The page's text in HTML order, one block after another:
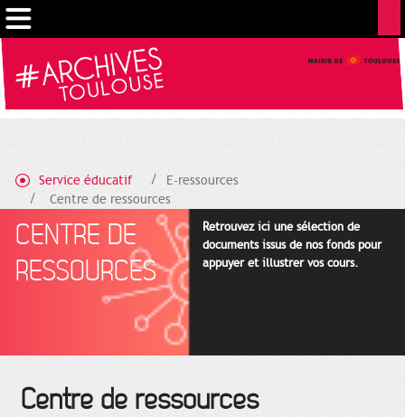
Service éducatif
E-ressources
Centre de ressources
CENTRE DE
RESSOURCES
Retrouvez ici une sélection de
documents issus de nos fonds pour
appuyer et illustrer vos cours.
Centre de ressources
Cookies management panel